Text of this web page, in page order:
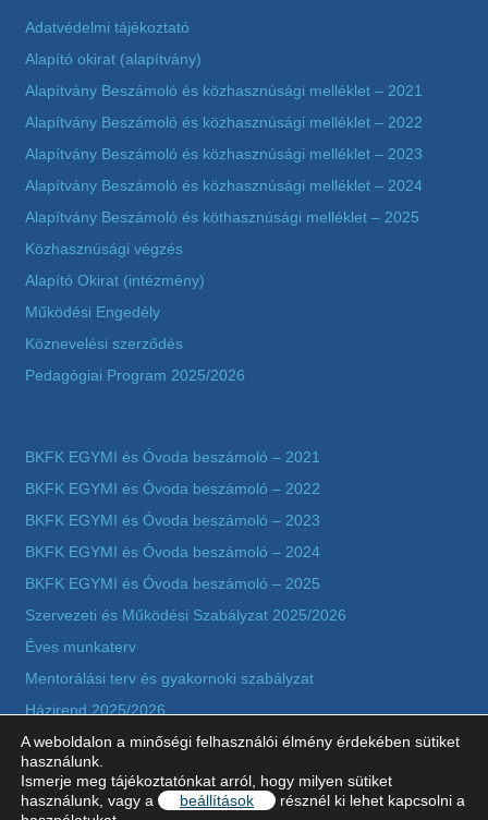
Adatvédelmi tájékoztató
Alapító okirat (alapítvány)
Alapítvány Beszámoló és közhasznúsági melléklet – 2021
Alapítvány Beszámoló és közhasznúsági melléklet – 2022
Alapítvány Beszámoló és közhasznúsági melléklet – 2023
Alapítvány Beszámoló és közhasznúsági melléklet – 2024
Alapítvány Beszámoló és köthasznúsági melléklet – 2025
Közhasznúsági végzés
Alapító Okirat (intézmény)
Működési Engedély
Köznevelési szerződés
Pedagógiai Program 2025/2026
BKFK EGYMI és Óvoda beszámoló – 2021
BKFK EGYMI és Óvoda beszámoló – 2022
BKFK EGYMI és Óvoda beszámoló – 2023
BKFK EGYMI és Óvoda beszámoló – 2024
BKFK EGYMI és Óvoda beszámoló – 2025
Szervezeti és Működési Szabályzat 2025/2026
Éves munkaterv
Mentorálási terv és gyakornoki szabályzat
Házirend 2025/2026
Adatkezelési tájékoztató szerződésekkel kapcsolatos
adatkezeléshez
Képzések értékelése 2025-2026
A weboldalon a minőségi felhasználói élmény érdekében sütiket
használunk.
Ismerje meg tájékoztatónkat arról, hogy milyen sütiket
használunk, vagy a
beállítások
résznél ki lehet kapcsolni a